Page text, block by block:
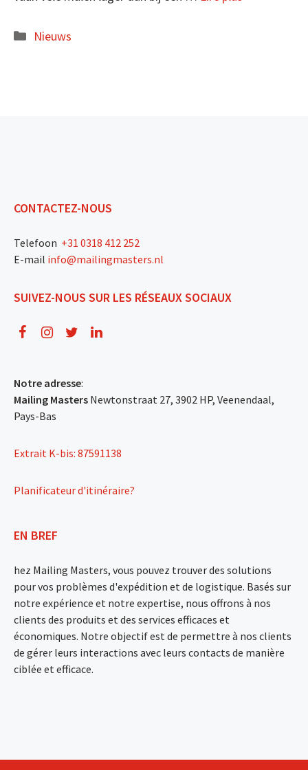
Catégories
Nieuws
CONTACTEZ-NOUS
Telefoon +31 0318 412 252
E-mail info@mailingmasters.nl
SUIVEZ-NOUS SUR LES RÉSEAUX SOCIAUX
Notre adresse:
Mailing Masters Newtonstraat 27, 3902 HP, Veenendaal,
Pays-Bas
Extrait K-bis: 87591138
Planificateur d'itinéraire?
EN BREF
hez Mailing Masters, vous pouvez trouver des solutions
pour vos problèmes d'expédition et de logistique. Basés sur
notre expérience et notre expertise, nous offrons à nos
clients des produits et des services efficaces et
économiques. Notre objectif est de permettre à nos clients
de gérer leurs interactions avec leurs contacts de manière
ciblée et efficace.